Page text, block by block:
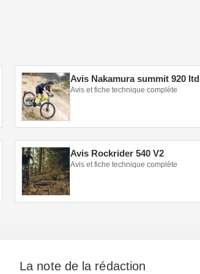
Avis Nakamura summit 920 ltd
Avis et fiche technique complète
Avis Rockrider 540 V2
Avis et fiche technique complète
La note de la rédaction